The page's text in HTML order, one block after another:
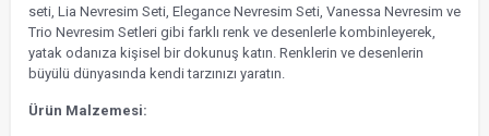
seti, Lia Nevresim Seti, Elegance Nevresim Seti, Vanessa Nevresim ve
Trio Nevresim Setleri gibi farklı renk ve desenlerle kombinleyerek,
yatak odanıza kişisel bir dokunuş katın. Renklerin ve desenlerin
büyülü dünyasında kendi tarzınızı yaratın.
Ürün Malzemesi: